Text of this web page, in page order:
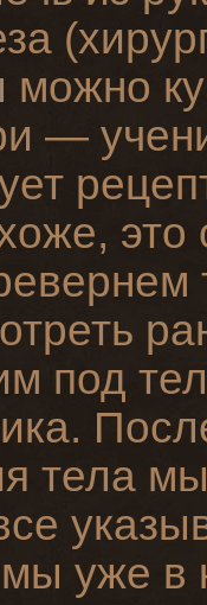
можно
—
это
под
тела
уже в